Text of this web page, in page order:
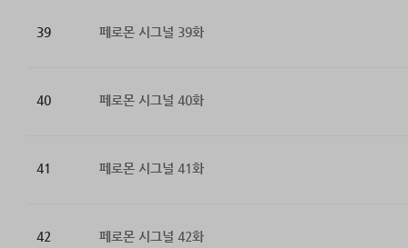
39 페로몬 시그널 39화
40 페로몬 시그널 40화
41 페로몬 시그널 41화
42 페로몬 시그널 42화